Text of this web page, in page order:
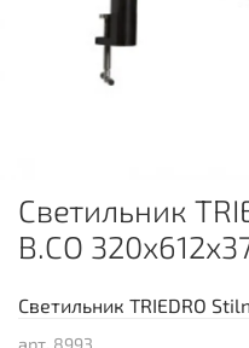
арт. 8993
Светильник
B.CO
Светильник TRIEDRO